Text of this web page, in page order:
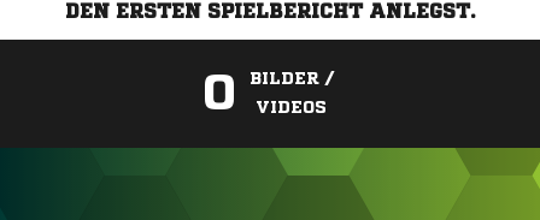
DEN ERSTEN SPIELBERICHT ANLEGST.
0
BILDER /
VIDEOS